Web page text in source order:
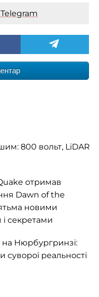
800 вольт, LiDAR
отримав
Dawn of the
новими
секретами
на Нюрбургринзі:
суворої реальності